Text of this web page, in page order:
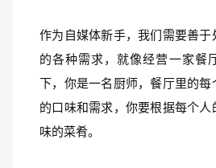
作为自媒体新手，我们需要善于
的各种需求，就像经营一家餐
下，你是一名厨师，餐厅里的每
的口味和需求，你要根据每个人
味的菜肴。